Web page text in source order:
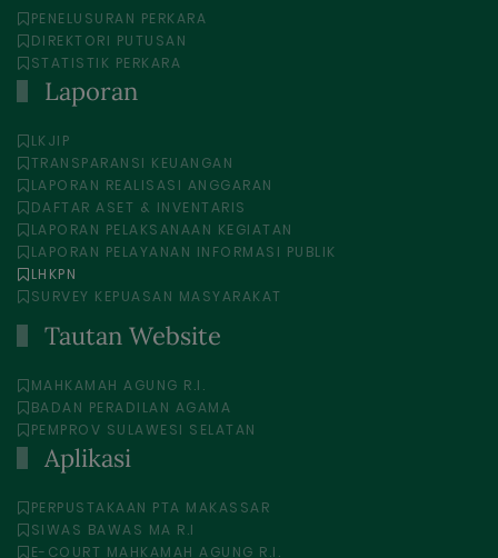
PENELUSURAN PERKARA
DIREKTORI PUTUSAN
STATISTIK PERKARA
Laporan
LKJIP
TRANSPARANSI KEUANGAN
LAPORAN REALISASI ANGGARAN
DAFTAR ASET & INVENTARIS
LAPORAN PELAKSANAAN KEGIATAN
LAPORAN PELAYANAN INFORMASI PUBLIK
LHKPN
SURVEY KEPUASAN MASYARAKAT
Tautan Website
MAHKAMAH AGUNG R.I.
BADAN PERADILAN AGAMA
PEMPROV SULAWESI SELATAN
Aplikasi
PERPUSTAKAAN PTA MAKASSAR
SIWAS BAWAS MA R.I
E-COURT MAHKAMAH AGUNG R.I.